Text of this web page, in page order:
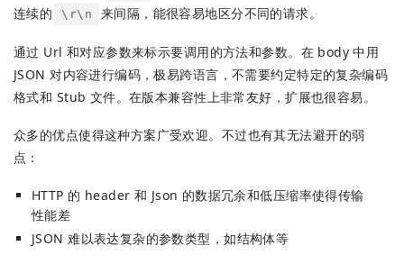
连续的
\r\n 来间隔，能很容易地区分不同的请求。
通过 Url 和对应参数来标示要调用的方法和参数。在 body 中用
JSON 对内容进行编码，极易跨语言，不需要约定特定的复杂编码
格式和 Stub 文件。在版本兼容性上非常友好，扩展也很容易。
众多的优点使得这种方案广受欢迎。不过也有其无法避开的弱
点：
HTTP 的 header 和 Json 的数据冗余和低压缩率使得传输
性能差
JSON 难以表达复杂的参数类型，如结构体等